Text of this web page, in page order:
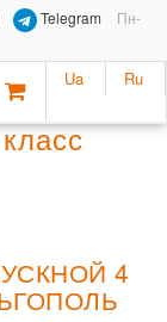
Telegram
Пн-
Ua Ru
4